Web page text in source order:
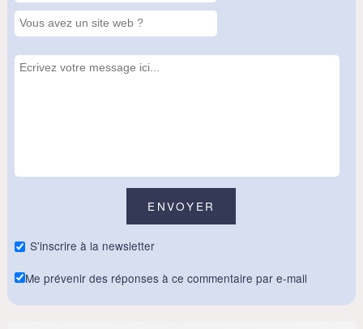
S'inscrire à la newsletter
Me prévenir des réponses à ce commentaire par e-mail